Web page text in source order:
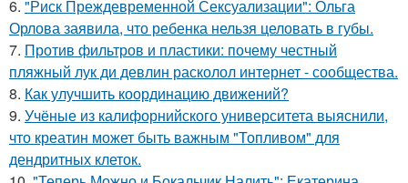
6. "Риск Преждевременной Сексуализации": Ольга
Орлова заявила, что ребенка нельзя целовать в губы.
7. Против фильтров и пластики: почему честный
пляжный лук ди девлин расколол интернет - сообщества.
8. Как улучшить координацию движений?
9. Учёные из калифорнийского университета выяснили,
что креатин может быть важным "Топливом" для
дендритных клеток.